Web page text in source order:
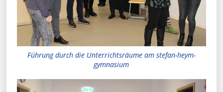
Führung durch die Unterrichtsräume am stefan-heym-
gymnasium